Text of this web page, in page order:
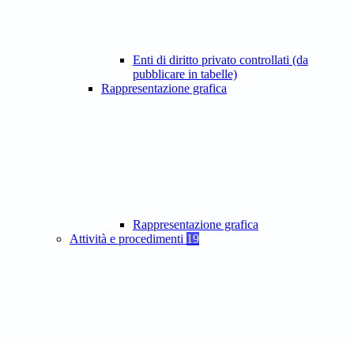
Enti di diritto privato controllati (da
pubblicare in tabelle)
Rappresentazione grafica
Rappresentazione grafica
Attività e procedimenti 19